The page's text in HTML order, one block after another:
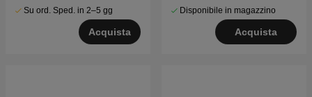
Su ord. Sped. in 2–5 gg
Acquista
Disponibile in magazzino
Acquista